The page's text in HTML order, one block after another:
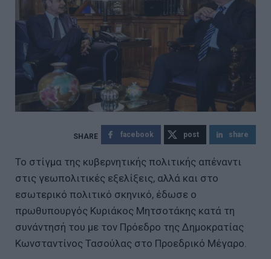
facebook post share
Το στίγμα της κυβερνητικής πολιτικής απέναντι
στις γεωπολιτικές εξελίξεις, αλλά και στο
εσωτερικό πολιτικό σκηνικό, έδωσε ο
πρωθυπουργός Κυριάκος Μητσοτάκης κατά τη
συνάντησή του με τον Πρόεδρο της Δημοκρατίας
Κωνσταντίνος Τασούλας στο Προεδρικό Μέγαρο.